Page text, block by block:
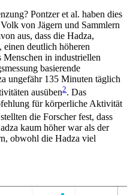
Pontzer et al. haben dies
von Jägern und Sammlern
aus, dass die Hadza,
einen deutlich höheren
Menschen in industriellen
basierende
ungefähr 135 Minuten täglich
ausüben2. Das
für körperliche Aktivität
die Forscher fest, dass
kaum höher war als der
obwohl die Hadza viel